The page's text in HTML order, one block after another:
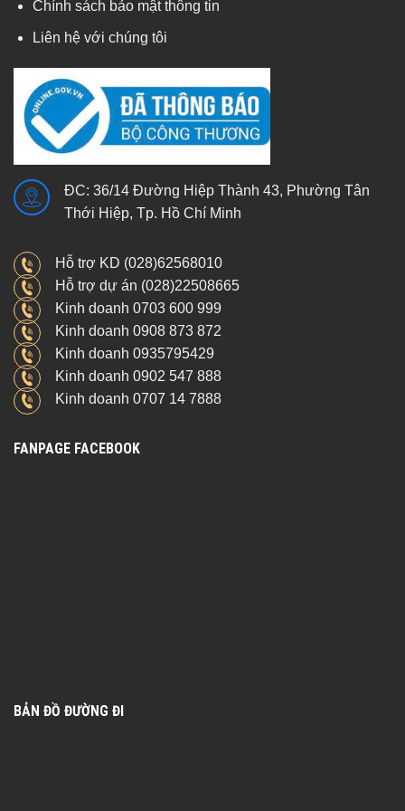
Chính sách bảo mật thông tin
Liên hệ với chúng tôi
ĐC: 36/14 Đường Hiệp Thành 43, Phường Tân
Thới Hiệp, Tp. Hồ Chí Minh
Hỗ trợ KD (028)62568010
Hỗ trợ dự án (028)22508665
Kinh doanh 0703 600 999
Kinh doanh 0908 873 872
Kinh doanh 0935795429
Kinh doanh 0902 547 888
Kinh doanh 0707 14 7888
FANPAGE FACEBOOK
BẢN ĐỒ ĐƯỜNG ĐI